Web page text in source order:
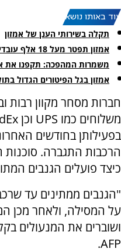
עוד באותו נושא:
תקלה בשירותי הענן של אמזון
אמזון תפטר מעל 18 אלף עובדים
משמרות המהפכה: תקפנו את
אמזון בגל הפיטורים הגדול
חברות מסחר מקוון רבות
משלוחים כמו UPS וכן
בפעילותן בחודשים
הרכבות התגברה. סוכנות
כיצד פועלים הגנבים
"הגנבים ממתינים עד
על המסילה, ולאחר מכן
ושוברים את המנעולים
AFP
.